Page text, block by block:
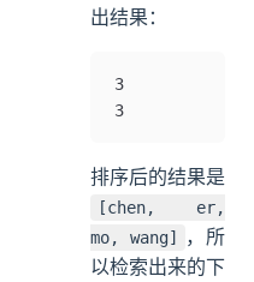
出结果：
3
3
排序后的结果是
[chen, er,
mo, wang]
，所
以检索出来的下